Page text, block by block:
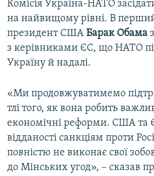
Комісія Україна-НАТО
на найвищому рівні. В
президент США Барак Обама
з керівниками ЄС, що НАТО
Україну й надалі.
«Ми продовжуватимемо
тлі того, як вона робить
економічні реформи. США та
відданості санкціям проти
повністю не виконає свої
до Мінських угод», – сказав